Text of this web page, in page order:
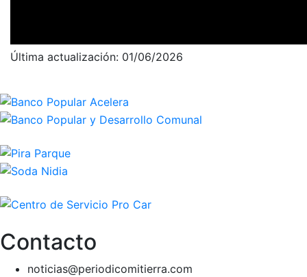
Última actualización: 01/06/2026
Contacto
noticias@periodicomitierra.com